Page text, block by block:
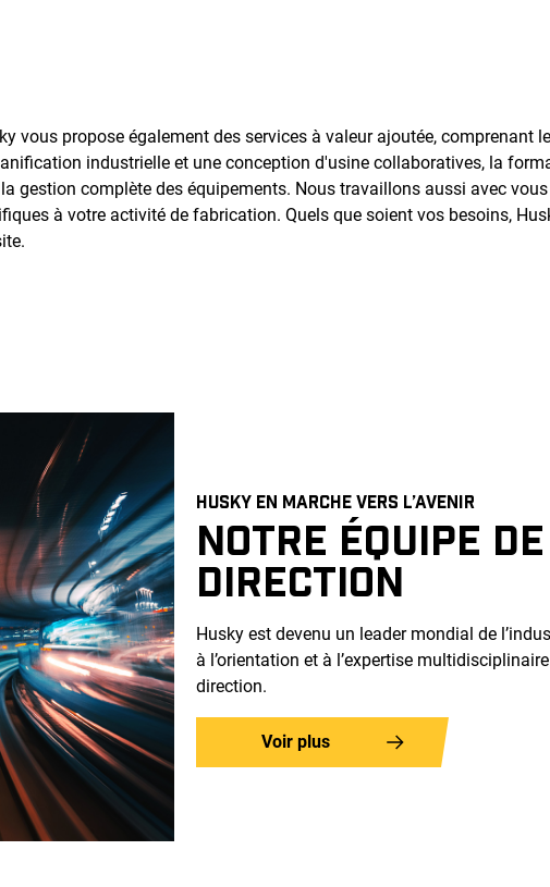
vous propose également des services à valeur ajoutée, comprenant le
industrielle et une conception d'usine collaboratives, la
gestion complète des équipements. Nous travaillons aussi avec
à votre activité de fabrication. Quels que soient vos besoins,
HUSKY EN MARCHE VERS L’AVENIR
NOTRE ÉQUIPE DE
DIRECTION
Husky est devenu un leader mondial de
à l’orientation et à l’expertise
direction.
Voir plus